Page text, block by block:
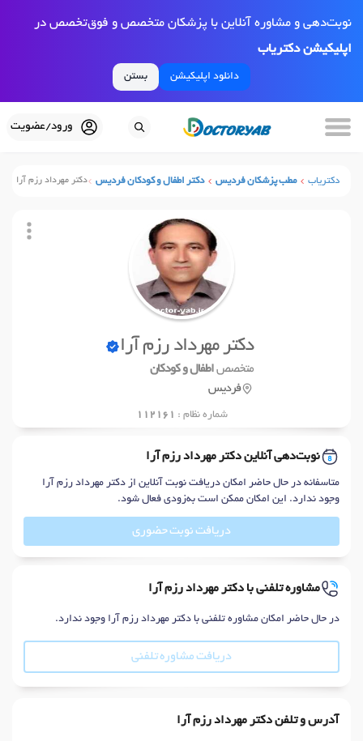
نوبت‌دهی و مشاوره آنلاین با پزشکان متخصص و فوق‌تخصص در
اپلیکیشن دکتریاب
دانلود اپلیکیشن بستن
ورود/عضویت
دکتریاب مطب پزشکان فردیس دکتر اطفال و کودکان فردیس دکتر مهرداد رزم آرا
دکتر مهرداد رزم آرا
متخصصاطفال و کودکان
فردیس
شماره نظام : 112161
نوبت‌دهی آنلاین دکتر مهرداد رزم آرا
متاسفانه در حال حاضر امکان دریافت نوبت آنلاین از دکتر مهرداد رزم آرا
وجود ندارد. این امکان ممکن است به‌زودی فعال شود.
دریافت نوبت حضوری
مشاوره تلفنی با دکتر مهرداد رزم آرا
در حال حاضر امکان مشاوره تلفنی با دکتر مهرداد رزم آرا وجود ندارد.
دریافت مشاوره تلفنی
آدرس و تلفن دکتر مهرداد رزم آرا